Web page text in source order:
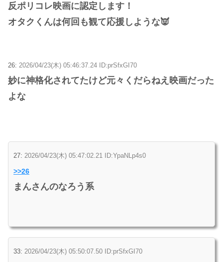
反ポリコレ映画に認定します！
オタクくんは何回も観て応援しような👿
26: 2026/04/23(木) 05:46:37.24 ID:prSfxGI70
妙に神格化されてたけど元々くだらねえ映画だった
よな
27: 2026/04/23(木) 05:47:02.21 ID:YpaNLp4s0
>>26
まんさんのなろう系
33: 2026/04/23(木) 05:50:07.50 ID:prSfxGI70